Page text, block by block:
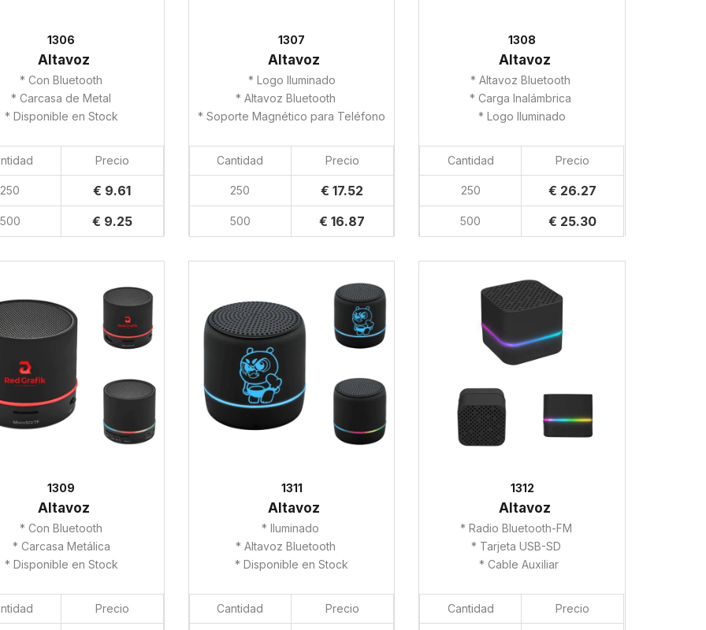
1306
Altavoz
* Con Bluetooth
* Carcasa de Metal
* Disponible en Stock
Precio
250 € 9.61
500 € 9.25
1307
Altavoz
* Logo Iluminado
* Altavoz Bluetooth
* Soporte Magnético para Teléfono
Cantidad Precio
250 € 17.52
500 € 16.87
1308
Altavoz
* Altavoz Bluetooth
* Carga Inalámbrica
* Logo Iluminado
Cantidad Precio
250 € 26.27
500 € 25.30
1309
Altavoz
* Con Bluetooth
* Carcasa Metálica
* Disponible en Stock
Precio
1311
Altavoz
* Iluminado
* Altavoz Bluetooth
* Disponible en Stock
Cantidad Precio
1312
Altavoz
* Radio Bluetooth-FM
* Tarjeta USB-SD
* Cable Auxiliar
Cantidad Precio